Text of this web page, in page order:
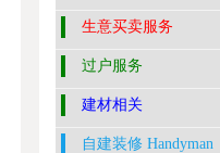
生意买卖服务
过户服务
建材相关
自建装修 Handyman